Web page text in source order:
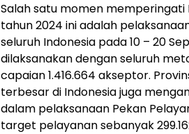
Salah satu momen memperingati
tahun 2024 ini adalah
seluruh Indonesia pada 10 – 20
dilaksanakan dengan seluruh
capaian 1.416.664 akseptor.
terbesar di Indonesia juga
dalam pelaksanaan Pekan
target pelayanan sebanyak